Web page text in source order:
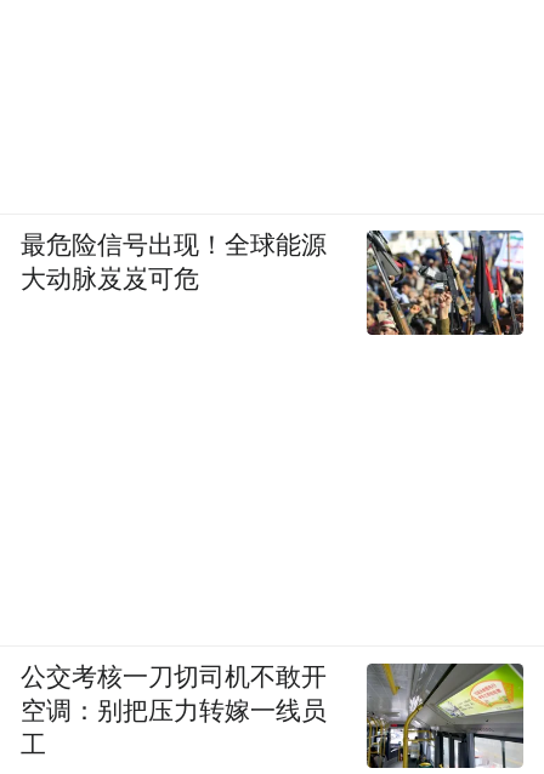
最危险信号出现！全球能源
大动脉岌岌可危
公交考核一刀切司机不敢开
空调：别把压力转嫁一线员
工